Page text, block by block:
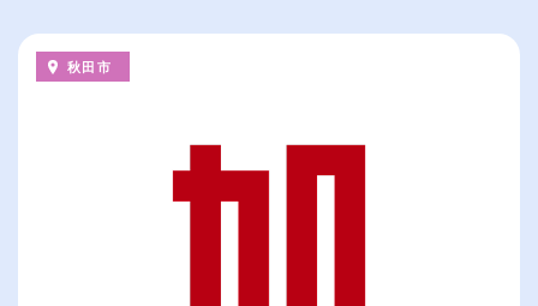
従業員が多い順
秋田市